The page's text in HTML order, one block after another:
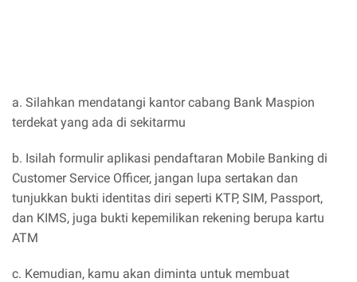
a. Silahkan mendatangi kantor cabang Bank Maspion
terdekat yang ada di sekitarmu
b. Isilah formulir aplikasi pendaftaran Mobile Banking di
Customer Service Officer, jangan lupa sertakan dan
tunjukkan bukti identitas diri seperti KTP, SIM, Passport,
dan KIMS, juga bukti kepemilikan rekening berupa kartu
ATM
c. Kemudian, kamu akan diminta untuk membuat